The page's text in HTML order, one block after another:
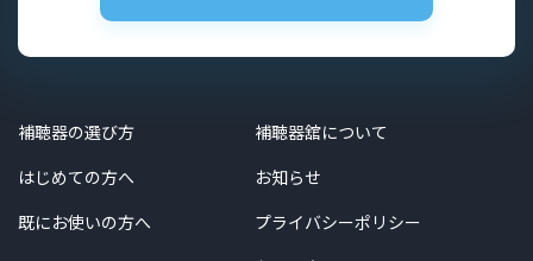
補聴器の選び方
はじめての方へ
既にお使いの方へ
補聴器舘について
お知らせ
プライバシーポリシー